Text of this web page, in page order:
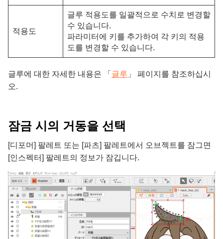
적용도
글루 적용도를 일괄적으로 수치로 변경할
수 있습니다.
파라미터에 키를 추가하여 각 키의 적용
도를 변경할 수 있습니다.
글루에 대한 자세한 내용은 「 글루 」 페이지를 참조하십시
오.
잠금 시의 거동을 선택
[디포머] 팔레트 또는 [파츠] 팔레트에서 오브젝트를 잠그면
[인스펙터] 팔레트의 정보가 잠깁니다.